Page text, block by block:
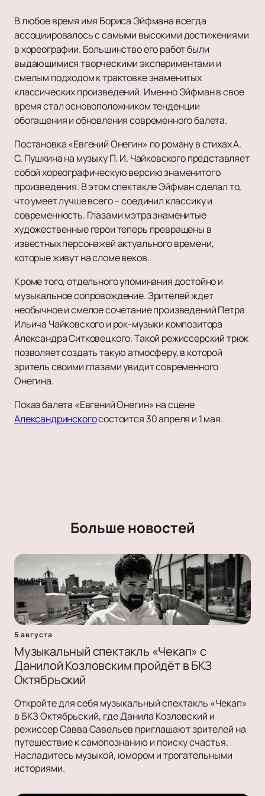
В любое время имя Бориса Эйфмана всегда
ассоциировалось с самыми высокими достижениями
в хореографии. Большинство его работ были
выдающимися творческими экспериментами и
смелым подходом к трактовке знаменитых
классических произведений. Именно Эйфман в свое
время стал основоположником тенденции
обогащения и обновления современного балета.
Постановка «Евгений Онегин» по роману в стихах А.
С. Пушкина на музыку П. И. Чайковского представляет
собой хореографическую версию знаменитого
произведения. В этом спектакле Эйфман сделал то,
что умеет лучше всего – соединил классику и
современность. Глазами мэтра знаменитые
художественные герои теперь превращены в
известных персонажей актуального времени,
которые живут на сломе веков.
Кроме того, отдельного упоминания достойно и
музыкальное сопровождение. Зрителей ждет
необычное и смелое сочетание произведений Петра
Ильича Чайковского и рок-музыки композитора
Александра Ситковецкого. Такой режиссерский трюк
позволяет создать такую атмосферу, в которой
зритель своими глазами увидит современного
Онегина.
Показ балета «Евгений Онегин» на сцене
Александринскогосостоится 30 апреля и 1 мая.
Больше новостей
5 августа
Музыкальный спектакль «Чекап» с
Данилой Козловским пройдёт в БКЗ
Октябрьский
Откройте для себя музыкальный спектакль «Чекап»
в БКЗ Октябрьский, где Данила Козловский и
режиссер Савва Савельев приглашают зрителей на
путешествие к самопознанию и поиску счастья.
Насладитесь музыкой, юмором и трогательными
историями.